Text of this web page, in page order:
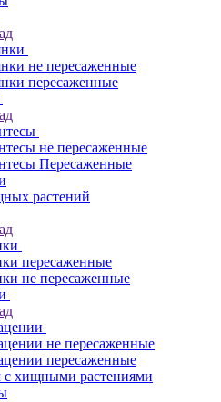
не пересаженные
пересаженные
не пересаженные
Пересаженные
растений
пересаженные
не пересаженные
не пересаженные
пересаженные
хищными растениями